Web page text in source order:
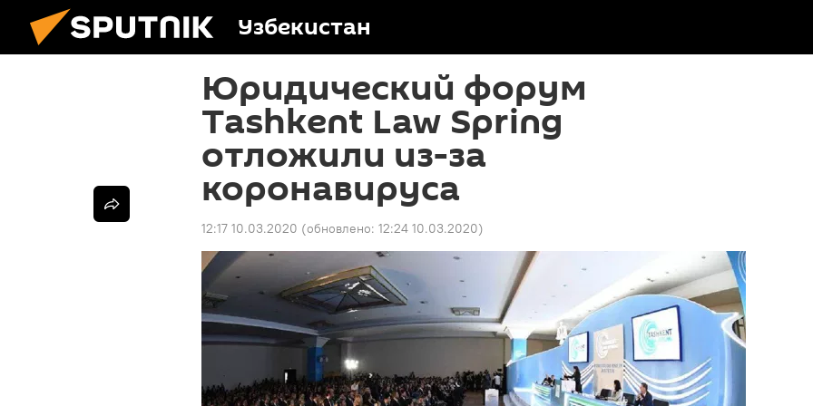
Узбекистан
Юридический форум
Tashkent Law Spring
отложили из-за
коронавируса
12:17 10.03.2020 (обновлено: 12:24 10.03.2020)